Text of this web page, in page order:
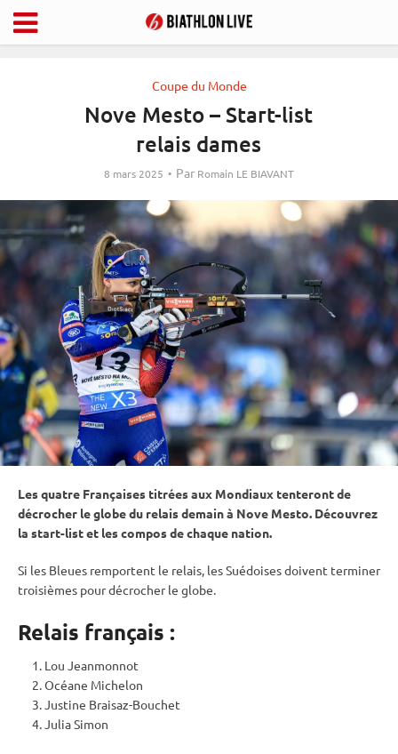
Coupe du Monde
Nove Mesto – Start-list
relais dames
8 mars 2025 Par Romain LE BIAVANT
Les quatre Françaises titrées aux Mondiaux tenteront de
décrocher le globe du relaisdemain à Nove Mesto. Découvrez
la start-list et les compos de chaque nation.
Si les Bleues remportent le relais, les Suédoises doivent terminer
troisièmes pour décrocher le globe.
Relais français :
Lou Jeanmonnot
Océane Michelon
Justine Braisaz-Bouchet
Julia Simon